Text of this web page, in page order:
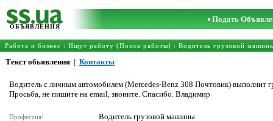
ОБЪЯВЛЕНИЯ
Подать
Работа и бизнес : Ищут работу (Поиск работы) : Водитель грузовой
Текст обьявления | Контакты
Водитель с личным автомобилем (Mercedes-Benz 308 Почтовик) выполнит
Просьба, не пишите на email, звоните. Спасибо. Владимир
Профессия: Водитель грузовой машины